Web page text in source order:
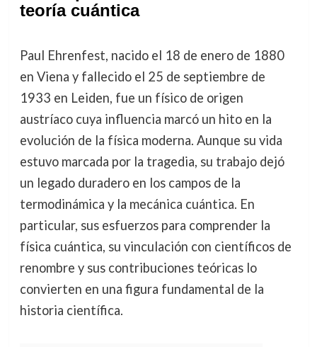
teoría cuántica
Paul Ehrenfest, nacido el 18 de enero de 1880
en Viena y fallecido el 25 de septiembre de
1933 en Leiden, fue un físico de origen
austríaco cuya influencia marcó un hito en la
evolución de la física moderna. Aunque su vida
estuvo marcada por la tragedia, su trabajo dejó
un legado duradero en los campos de la
termodinámica y la mecánica cuántica. En
particular, sus esfuerzos para comprender la
física cuántica, su vinculación con científicos de
renombre y sus contribuciones teóricas lo
convierten en una figura fundamental de la
historia científica.